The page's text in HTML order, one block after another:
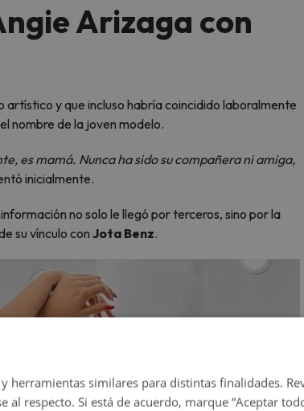
Arizaga con
y que incluso habría coincidido laboralmente
nombre de la joven modelo.
es mamá. Nunca ha sido su compañera ni amiga,
inicialmente.
no solo le llegó por terceros, sino por la
su vínculo conJota Benz.
herramientas similares para distintas finalidades.
al respecto. Si está de acuerdo, marque “Aceptar